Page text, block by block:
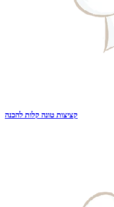
קציצות טונה קלות להכנה